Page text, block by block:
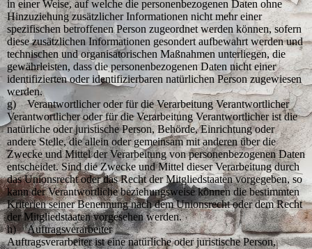
in einer Weise, auf welche die personenbezogenen Daten ohne
Hinzuziehung zusätzlicher Informationen nicht mehr einer
spezifischen betroffenen Person zugeordnet werden können, sofern
diese zusätzlichen Informationen gesondert aufbewahrt werden und
technischen und organisatorischen Maßnahmen unterliegen, die
gewährleisten, dass die personenbezogenen Daten nicht einer
identifizierten oder identifizierbaren natürlichen Person zugewiesen
werden.
g) Verantwortlicher oder für die Verarbeitung Verantwortlicher
Verantwortlicher oder für die Verarbeitung Verantwortlicher ist die
natürliche oder juristische Person, Behörde, Einrichtung oder
andere Stelle, die allein oder gemeinsam mit anderen über die
Zwecke und Mittel der Verarbeitung von personenbezogenen Daten
entscheidet. Sind die Zwecke und Mittel dieser Verarbeitung durch
das Unionsrecht oder das Recht der Mitgliedstaaten vorgegeben, so
kann der Verantwortliche beziehungsweise können die bestimmten
Kriterien seiner Benennung nach dem Unionsrecht oder dem Recht
der Mitgliedstaaten vorgesehen werden.
h) Auftragsverarbeiter
Auftragsverarbeiter ist eine natürliche oder juristische Person,